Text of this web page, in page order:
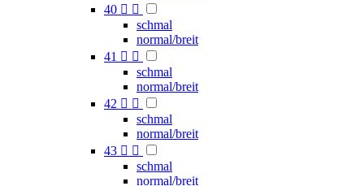
40  
schmal
normal/breit
41  
schmal
normal/breit
42  
schmal
normal/breit
43  
schmal
normal/breit